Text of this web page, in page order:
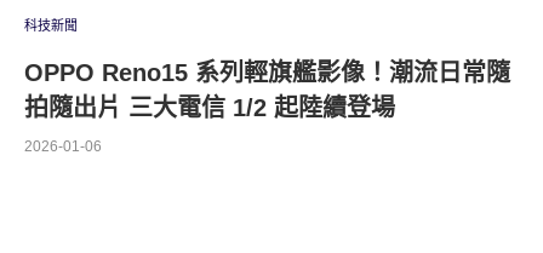
科技新聞
OPPO Reno15 系列輕旗艦影像！潮流日常隨
拍隨出片 三大電信 1/2 起陸續登場
2026-01-06